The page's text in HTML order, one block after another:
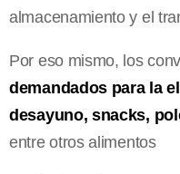
almacenamiento y el
Por eso mismo, los
demandados para la
desayuno, snacks,
entre otros alimentos